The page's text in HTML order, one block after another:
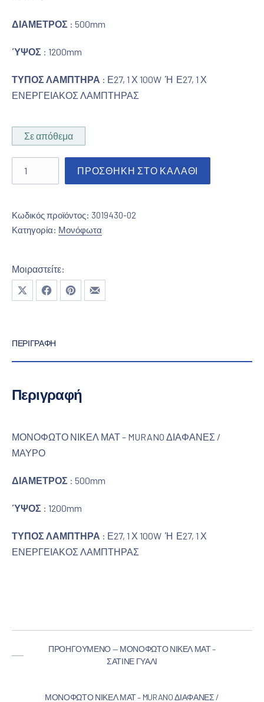
ΔΙΑΜΕΤΡΟΣ : 500mm
ΎΨΟΣ : 1200mm
ΤΥΠΟΣ ΛΑΜΠΤΗΡΑ : Ε27, 1 Χ 100W Ή Ε27, 1 Χ
ΕΝΕΡΓΕΙΑΚΟΣ ΛΑΜΠΤΗΡΑΣ
Σε απόθεμα
ΠΡΟΣΘΉΚΗ ΣΤΟ ΚΑΛΆΘΙ
Κωδικός προϊόντος: 3019430-02
Κατηγορία: Μονόφωτα
Μοιραστείτε:
Μοιραστείτε το στο X
Μοιραστείτε το στο Facebook
Μοιραστείτε το στο Pinterest
Μοιραστείτε το με email
ΠΕΡΙΓΡΑΦΉ
Περιγραφή
ΜΟΝΟΦΩΤΟ ΝΙΚΕΛ ΜΑΤ – MURANO ΔΙΑΦΑΝΕΣ /
ΜΑΥΡΟ
ΔΙΑΜΕΤΡΟΣ : 500mm
ΎΨΟΣ : 1200mm
ΤΥΠΟΣ ΛΑΜΠΤΗΡΑ : Ε27, 1 Χ 100W Ή Ε27, 1 Χ
ΕΝΕΡΓΕΙΑΚΟΣ ΛΑΜΠΤΗΡΑΣ
ΠΡΟΗΓΟΎΜΕΝΟ — ΜΟΝΌΦΩΤΟ ΝΊΚΕΛ ΜΑΤ –
ΣΑΤΙΝΈ ΓΥΑΛΊ
ΜΟΝΌΦΩΤΟ ΝΊΚΕΛ ΜΑΤ – MURANO ΔΙΑΦΑΝΈΣ /